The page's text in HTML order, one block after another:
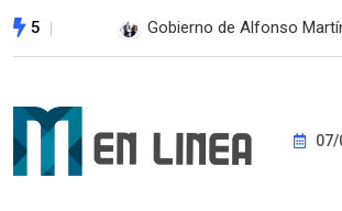
5 En 2do Año de Gobierno,
07/